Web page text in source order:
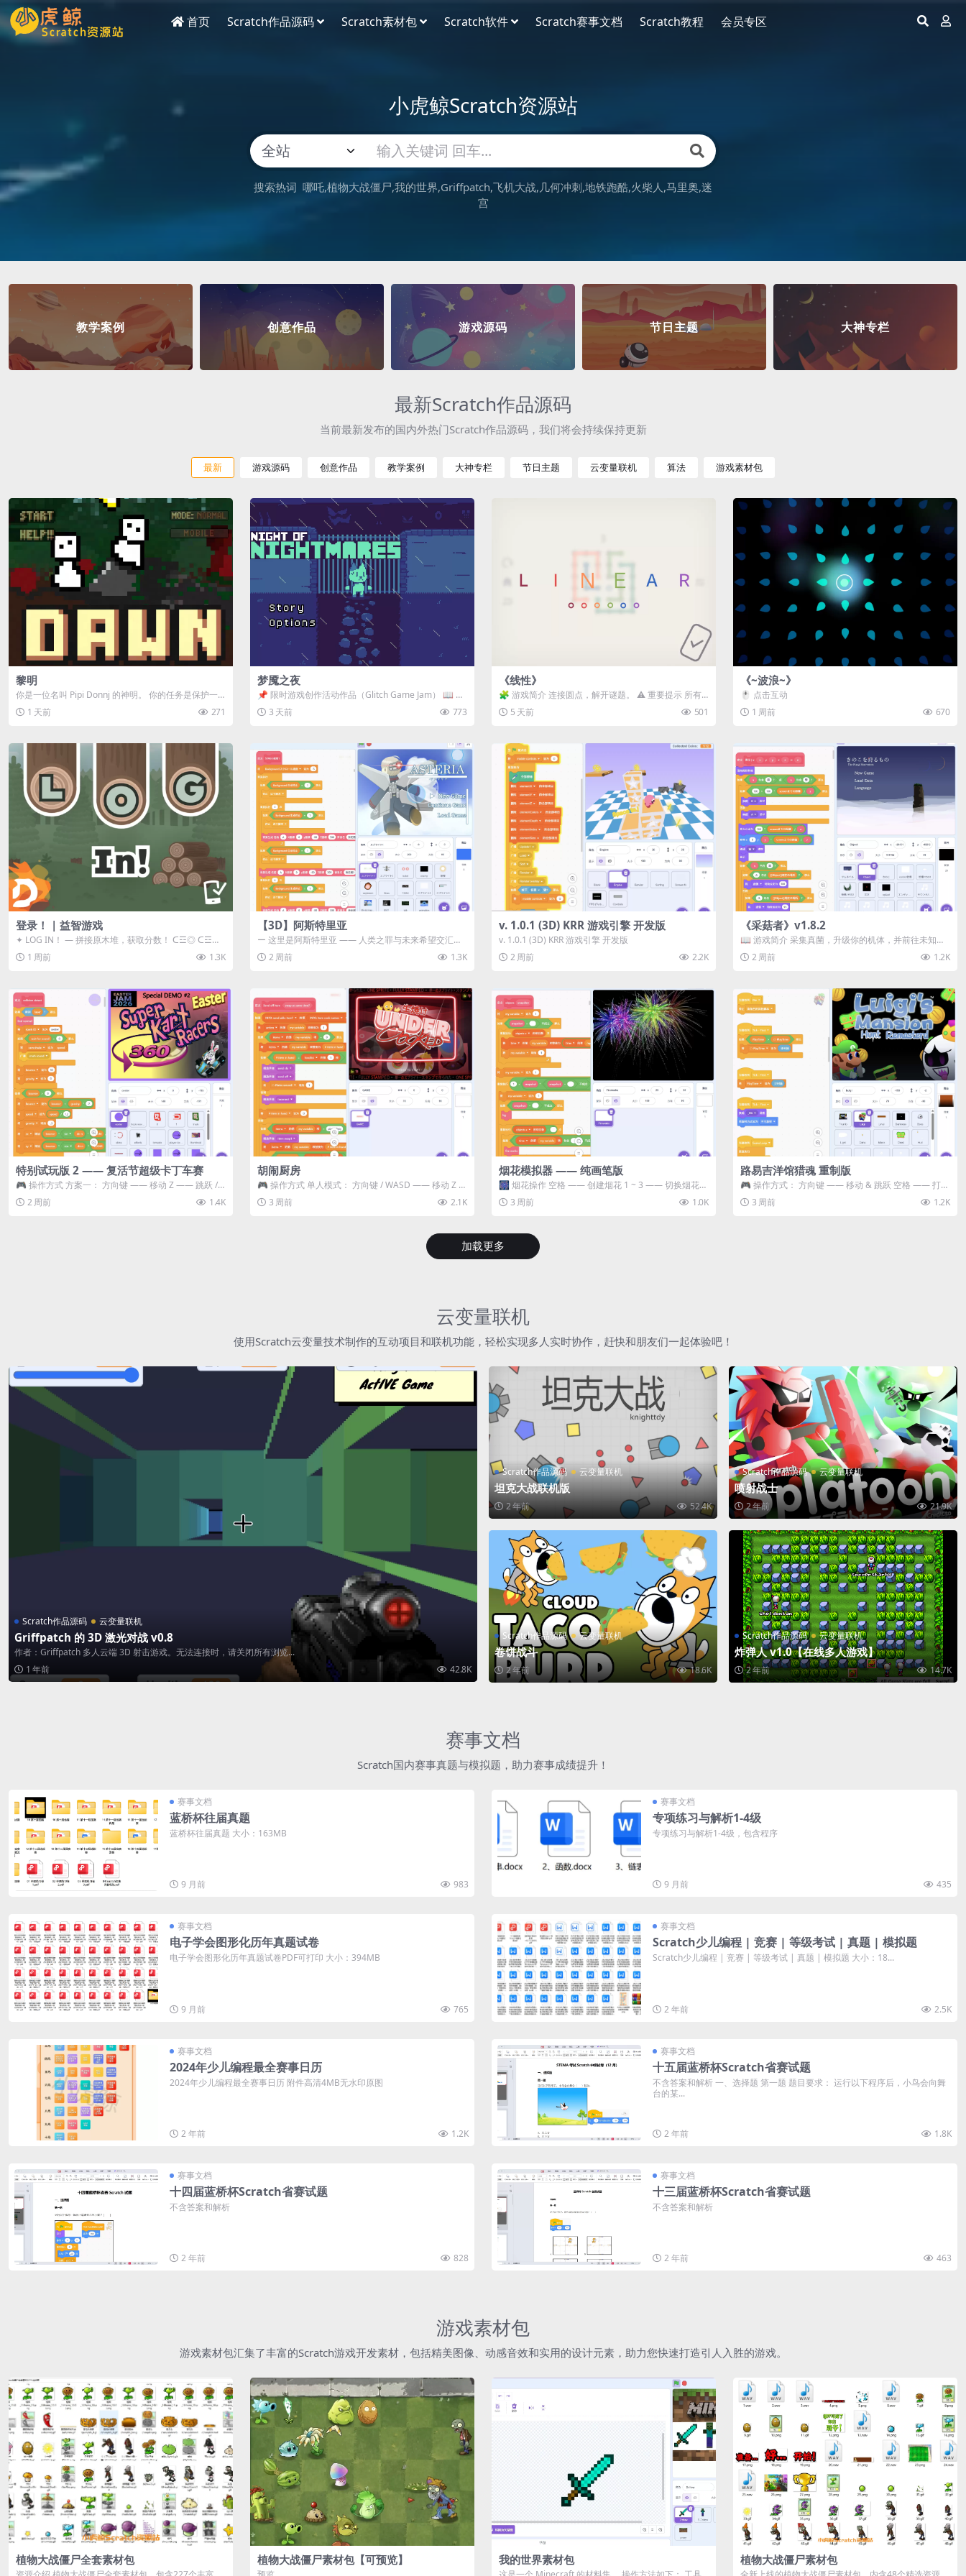
首页 Scratch作品源码 Scratch素材包 Scratch软件 Scratch赛事文档 Scratch教程 会员专区
小虎鲸Scratch资源站
搜索热词 哪吒 植物大战僵尸 我的世界 Griffpatch 飞机大战 几何冲刺 地铁跑酷 火柴人 马里奥 迷
宫
教学案例 创意作品 游戏源码 节日主题 大神专栏
最新Scratch作品源码
当前最新发布的国内外热门Scratch作品源码，我们将会持续保持更新
最新 游戏源码 创意作品 教学案例 大神专栏 节日主题 云变量联机 算法 游戏素材包
黎明
你是一位名叫 Pipi Donnj 的神明。 你的任务是保护一
群白色小人。 点击...
1 天前 271
梦魇之夜
📌 限时游戏创作活动作品（Glitch Game Jam） 📖 故
事背景 怪物四...
3 天前 773
《线性》
🧩 游戏简介 连接圆点，解开谜题。 ⚠️ 重要提示 所有
关卡均可通关，请确保使用...
5 天前 501
《~波浪~》
🖱️ 点击互动
1 周前
670
登录！ | 益智游戏
✦ LOG IN！ — 拼接原木堆，获取分数！ ᑕ☲◎ ᑕ☲◎
ᑕ☲◎ ᑕ☲◎ ...
1 周前 1.3K
【3D】阿斯特里亚
ー 这里是阿斯特里亚 —— 人类之罪与未来希望交汇之
地 📖 游戏简介 《阿斯特里...
2 周前 1.3K
v. 1.0.1 (3D) KRR 游戏引擎 开发版
v. 1.0.1 (3D) KRR 游戏引擎 开发版
2 周前
2.2K
《采菇者》v1.8.2
📖 游戏简介 采集真菌，升级你的机体，并前往未知领
域探索。 这是一款静谧的探索冒...
2 周前 1.2K
特别试玩版 2 —— 复活节超级卡丁车赛
🎮 操作方式 方案一： 方向键 —— 移动 Z —— 跳跃 /
漂移 方案二： ...
2 周前 1.4K
胡闹厨房
🎮 操作方式 单人模式： 方向键 / WASD —— 移动 Z /
K —— 抓...
3 周前 2.1K
烟花模拟器 —— 纯画笔版
🎆 烟花操作 空格 —— 创建烟花 1 ~ 3 —— 切换烟花类
型 普通烟花 嘶...
3 周前 1.0K
路易吉洋馆猎魂 重制版
🎮 操作方式： 方向键 —— 移动 & 跳跃 空格 —— 打开
宝箱 将你...
3 周前 1.2K
加载更多
云变量联机
使用Scratch云变量技术制作的互动项目和联机功能，轻松实现多人实时协作，赶快和朋友们一起体验吧！
Scratch作品源码 云变量联机
Griffpatch 的 3D 激光对战 v0.8
作者：Griffpatch 多人云端 3D 射击游戏。无法连接时，请关闭所有浏览...
1 年前
42.8K
Scratch作品源码 云变量联机
坦克大战联机版
2 年前 52.4K
Scratch作品源码 云变量联机
喷射战士
2 年前 21.9K
Scratch作品源码 云变量联机
卷饼战斗
2 年前 18.6K
Scratch作品源码 云变量联机
炸弹人 v1.0【在线多人游戏】
2 年前 14.7K
赛事文档
Scratch国内赛事真题与模拟题，助力赛事成绩提升！
赛事文档
蓝桥杯往届真题
蓝桥杯往届真题 大小：163MB
9 月前 983
赛事文档
专项练习与解析1-4级
专项练习与解析1-4级，包含程序
9 月前 435
赛事文档
电子学会图形化历年真题试卷
电子学会图形化历年真题试卷PDF可打印 大小：394MB
9 月前 765
赛事文档
Scratch少儿编程 | 竞赛 | 等级考试 | 真题 | 模拟题
Scratch少儿编程 | 竞赛 | 等级考试 | 真题 | 模拟题 大小：18...
2 年前 2.5K
赛事文档
2024年少儿编程最全赛事日历
2024年少儿编程最全赛事日历 附件高清4MB无水印原图
2 年前 1.2K
赛事文档
十五届蓝桥杯Scratch省赛试题
不含答案和解析 一、选择题 第一题 题目要求： 运行以下程序后，小鸟会向舞
台的某...
2 年前 1.8K
赛事文档
十四届蓝桥杯Scratch省赛试题
不含答案和解析
2 年前 828
赛事文档
十三届蓝桥杯Scratch省赛试题
不含答案和解析
2 年前 463
游戏素材包
游戏素材包汇集了丰富的Scratch游戏开发素材，包括精美图像、动感音效和实用的设计元素，助力您快速打造引人入胜的游戏。
植物大战僵尸全套素材包 植物大战僵尸素材包【可预览】 我的世界素材包 植物大战僵尸素材包